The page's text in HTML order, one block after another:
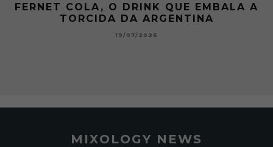
FERNET COLA, O DRINK QUE EMBALA A
TORCIDA DA ARGENTINA
19/07/2026
MIXOLOGY NEWS